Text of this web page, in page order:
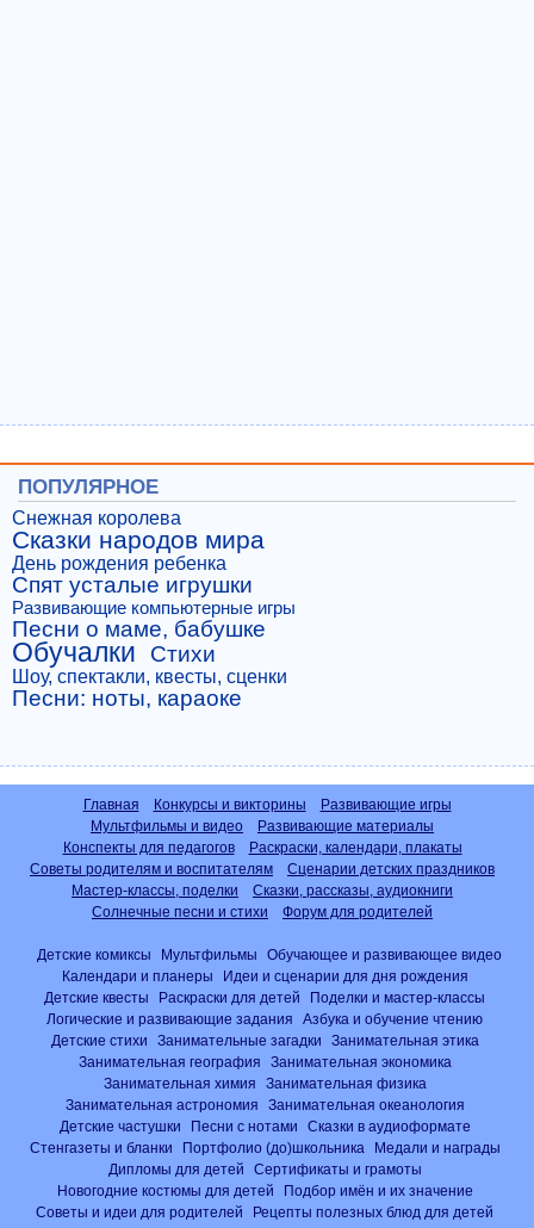
ПОПУЛЯРНОЕ
Снежная королева
Сказки народов мира
День рождения ребенка
Спят усталые игрушки
Развивающие компьютерные игры
Песни о маме, бабушке
Обучалки Стихи
Шоу, спектакли, квесты, сценки
Песни: ноты, караоке
Главная Конкурсы и викторины
Развивающие игры
Мультфильмы и видео
Развивающие материалы
Конспекты для педагогов
Раскраски, календари, плакаты
Советы родителям и воспитателям
Сценарии детских праздников
Мастер-классы, поделки
Сказки, рассказы, аудиокниги
Солнечные песни и стихи
Форум для родителей
Детские комиксы Мультфильмы
Обучающее и развивающее видео
Календари и планеры
Идеи и сценарии для дня рождения
Детские квесты
Раскраски для детей
Поделки и мастер-классы
Логические и развивающие задания
Азбука и обучение чтению
Детские стихи
Занимательные загадки
Занимательная этика
Занимательная география
Занимательная экономика
Занимательная химия
Занимательная физика
Занимательная астрономия
Занимательная океанология
Детские частушки
Песни с нотами
Сказки в аудиоформате
Стенгазеты и бланки
Портфолио (до)школьника
Медали и награды
Дипломы для детей
Сертификаты и грамоты
Новогодние костюмы для детей
Подбор имён и их значение
Советы и идеи для родителей
Рецепты полезных блюд для детей